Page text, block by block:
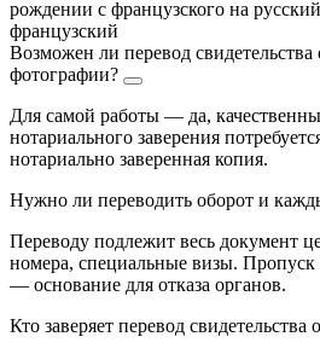
рождении с французского на
французский
Возможен ли перевод
фотографии?
Для самой работы — да,
нотариального заверения
нотариально заверенная копия.
Нужно ли переводить оборот и
Переводу подлежит весь документ
номера, специальные визы. Пропуск
— основание для отказа органов.
Кто заверяет перевод